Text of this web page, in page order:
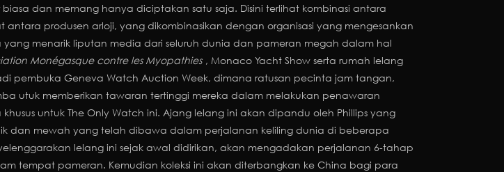
dan memang hanya diciptakan satu saja. Disini terlihat kombinasi antara
produsen arloji, yang dikombinasikan dengan organisasi yang mengesankan
menarik liputan media dari seluruh dunia dan pameran megah dalam hal
Monégasque contre les Myopathies , Monaco Yacht Show serta rumah lelang
pembuka Geneva Watch Auction Week, dimana ratusan pecinta jam tangan,
utuk memberikan tawaran tertinggi mereka dalam melakukan penawaran
untuk The Only Watch ini. Ajang lelang ini akan dipandu oleh Phillips yang
dan mewah yang telah dibawa dalam perjalanan keliling dunia di beberapa
lelang ini sejak awal didirikan, akan mengadakan perjalanan 6-tahap
tempat pameran. Kemudian koleksi ini akan diterbangkan ke China bagi para